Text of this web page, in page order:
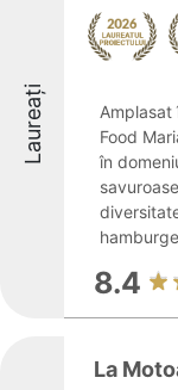
Laureați
Amplasat
Food
în
8.4
La